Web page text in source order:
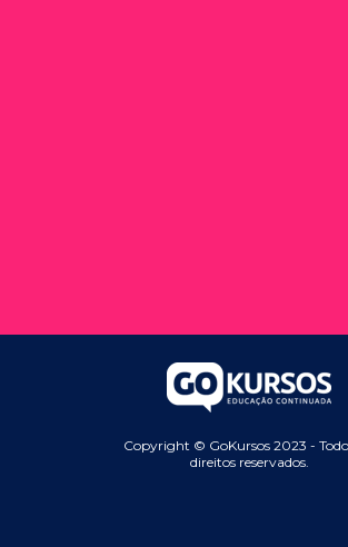
Copyright © GoKursos 2023 -
direitos reservados.